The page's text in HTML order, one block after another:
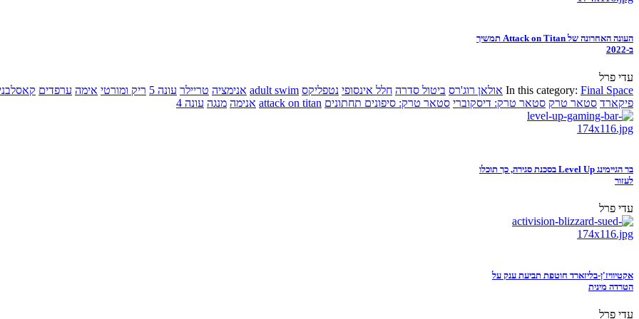
העונה האחרונה של Attack on Titan תמשיך
ב-2022
עדי פרל
In this category: Final Space אולאן רוג'רס ביטול סדרה חלל אינסופי נטפליקס adult swim אנימציה טריילר עונה 5 ריק ומורטי אימה ערפדים
פיקארד סטאר טרק סטאר טרק: דיסקוברי סטאר טרק: סיפונים תחתונים attack on titan אנימה מנגה עונה 4
בר הגיימינג Level Up בסכנת סגירה, כך תוכלו
לעזור
עדי פרל
אקטיוויז'ן-בליזארד חוטפת תביעת ענק על
הטרדה מינית
עדי פרל